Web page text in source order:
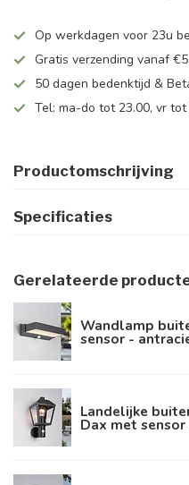
Op werkdagen voor 23u
Gratis verzending vanaf
50 dagen bedenktijd &
Tel: ma-do tot 23.00, vr
Productomschrijving
Specificaties
Gerelateerde
Wandlamp
sensor -
Landelijke
Dax met